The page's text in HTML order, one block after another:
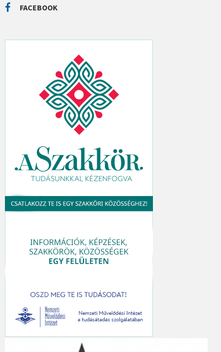
C
H
FACEBOOK